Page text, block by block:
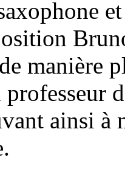
manière
ainsi à